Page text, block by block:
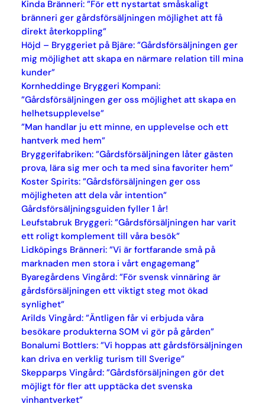
Kinda Bränneri: ”För ett nystartat småskaligt
bränneri ger gårdsförsäljningen möjlighet att få
direkt återkoppling”
Höjd – Bryggeriet på Bjäre: ”Gårdsförsäljningen ger
mig möjlighet att skapa en närmare relation till mina
kunder”
Kornheddinge Bryggeri Kompani:
”Gårdsförsäljningen ger oss möjlighet att skapa en
helhetsupplevelse”
”Man handlar ju ett minne, en upplevelse och ett
hantverk med hem”
Bryggerifabriken: ”Gårdsförsäljningen låter gästen
prova, lära sig mer och ta med sina favoriter hem”
Koster Spirits: ”Gårdsförsäljningen ger oss
möjligheten att dela vår intention”
Gårdsförsäljningsguiden fyller 1 år!
Leufstabruk Bryggeri: ”Gårdsförsäljningen har varit
ett roligt komplement till våra besök”
Lidköpings Bränneri: ”Vi är fortfarande små på
marknaden men stora i vårt engagemang”
Byaregårdens Vingård: ”För svensk vinnäring är
gårdsförsäljningen ett viktigt steg mot ökad
synlighet”
Arilds Vingård: ”Äntligen får vi erbjuda våra
besökare produkterna SOM vi gör på gården”
Bonalumi Bottlers: ”Vi hoppas att gårdsförsäljningen
kan driva en verklig turism till Sverige”
Skepparps Vingård: ”Gårdsförsäljningen gör det
möjligt för fler att upptäcka det svenska
vinhantverket”